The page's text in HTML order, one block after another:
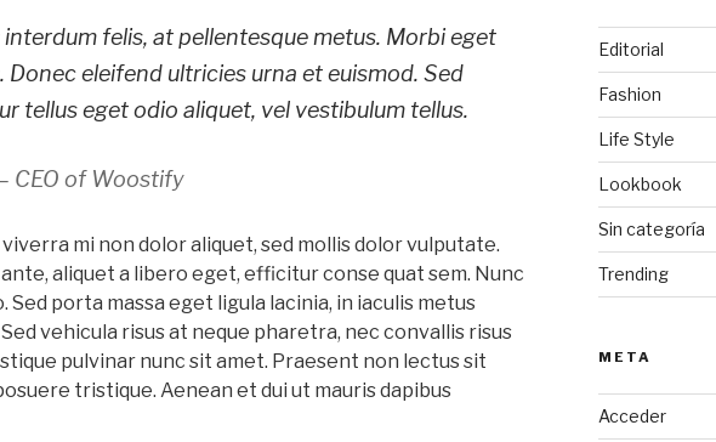
interdum felis, at pellentesque metus. Morbi eget
Donec eleifend ultricies urna et euismod. Sed
tellus eget odio aliquet, vel vestibulum tellus.
CEO of Woostify
mi non dolor aliquet, sed mollis dolor vulputate.
aliquet a libero eget, efficitur conse quat sem. Nunc
Sed porta massa eget ligula lacinia, in iaculis metus
vehicula risus at neque pharetra, nec convallis risus
pulvinar nunc sit amet. Praesent non lectus sit
tristique. Aenean et dui ut mauris dapibus
Editorial
Fashion
Life Style
Lookbook
Sin categoría
Trending
META
Acceder